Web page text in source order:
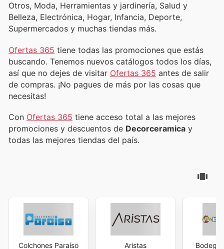
Otros, Moda, Herramientas y jardinería, Salud y
Belleza, Electrónica, Hogar, Infancia, Deporte,
Supermercados y muchas tiendas más.
Ofertas 365 tiene todas las promociones que estás
buscando. Tenemos nuevos catálogos todos los días,
así que no dejes de visitar Ofertas 365 antes de salir
de compras. ¡No pagues de más por las cosas que
necesitas!
Con Ofertas 365 tiene acceso total a las mejores
promociones y descuentos de Decorceramica y
todas las mejores tiendas del país.
Colchones Paraíso Aristas Bodega